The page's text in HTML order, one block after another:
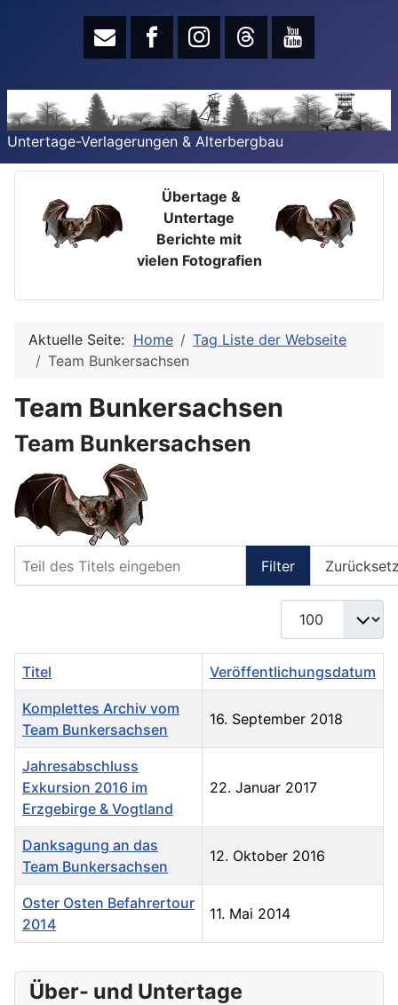
Untertage-Verlagerungen & Alterbergbau
Übertage &
Untertage
Berichte mit
vielen Fotografien
Aktuelle Seite: Home
Tag Liste der Webseite
Team Bunkersachsen
Team Bunkersachsen
Team Bunkersachsen
Filter
Anzeige #
Titel Veröffentlichungsdatum
Komplettes Archiv vom
Team Bunkersachsen
16. September 2018
Jahresabschluss
Exkursion 2016 im
Erzgebirge & Vogtland
22. Januar 2017
Danksagung an das
Team Bunkersachsen
12. Oktober 2016
Oster Osten Befahrertour
2014
11. Mai 2014
Über- und Untertage